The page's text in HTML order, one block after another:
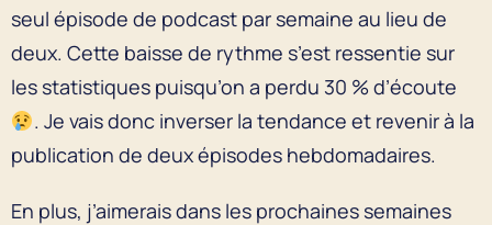
seul épisode de podcast par semaine au lieu de
deux. Cette baisse de rythme s’est ressentie sur
les statistiques puisqu’on a perdu 30 % d’écoute
. Je vais donc inverser la tendance et revenir à la
publication de deux épisodes hebdomadaires.
En plus, j’aimerais dans les prochaines semaines